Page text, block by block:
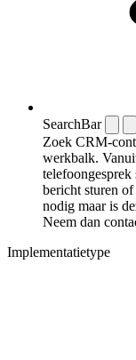
SearchBar
Zoek CRM-
werkbalk.
bericht sturen
nodig maar is
Neem dan
Implementatietype